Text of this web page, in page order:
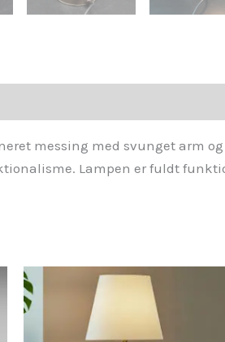
messing med svunget arm
Lampen er fuldt